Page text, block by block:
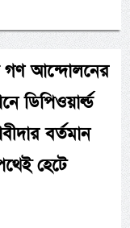
গণ আন্দোলনের
ডিপিওয়ার্ল্ড
বর্তমান
হেটে